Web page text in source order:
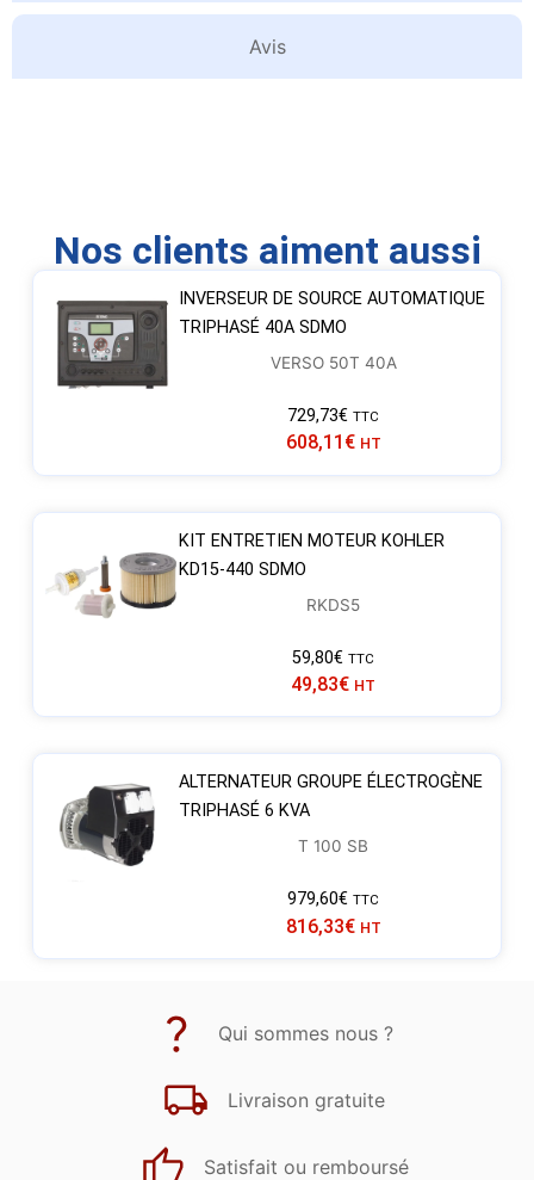
Avis
Nos clients aiment aussi
INVERSEUR DE SOURCE AUTOMATIQUE
TRIPHASÉ 40A SDMO
VERSO 50T 40A
729,73€ TTC
608,11 € HT
KIT ENTRETIEN MOTEUR KOHLER
KD15-440 SDMO
RKDS5
59,80€ TTC
49,83€ HT
ALTERNATEUR GROUPE ÉLECTROGÈNE
TRIPHASÉ 6 KVA
T 100 SB
979,60€ TTC
816,33€ HT
Qui sommes nous ?
Livraison gratuite
Satisfait ou remboursé